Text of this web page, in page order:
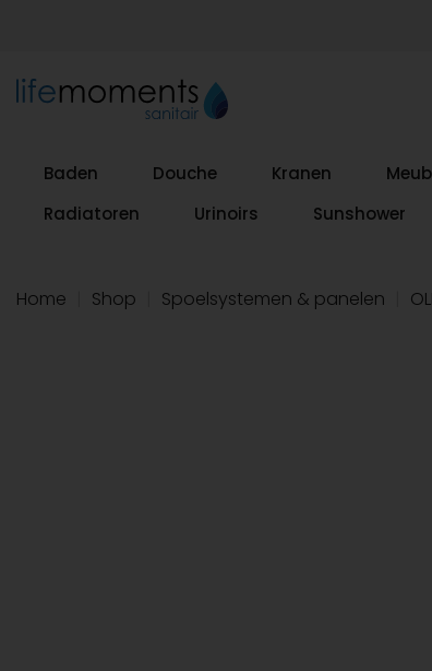
Baden Douche Kranen
Radiatoren
Urinoirs Sunshower
Home Shop Spoelsystemen & panelen